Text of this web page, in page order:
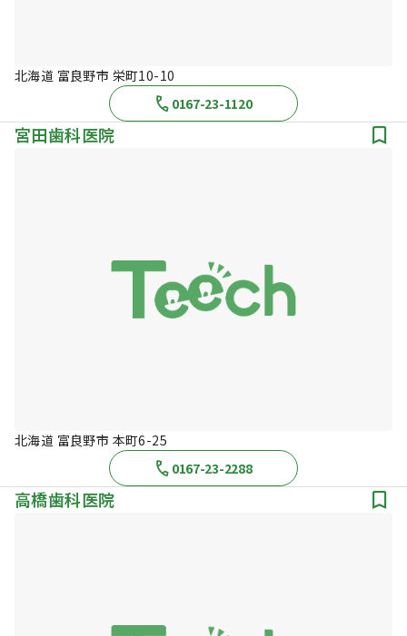
北海道 富良野市 栄町10-10
0167-23-1120
宮田歯科医院
北海道 富良野市 本町6-25
0167-23-2288
高橋歯科医院